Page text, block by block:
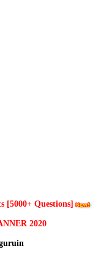
[5000+ Questions]
2020